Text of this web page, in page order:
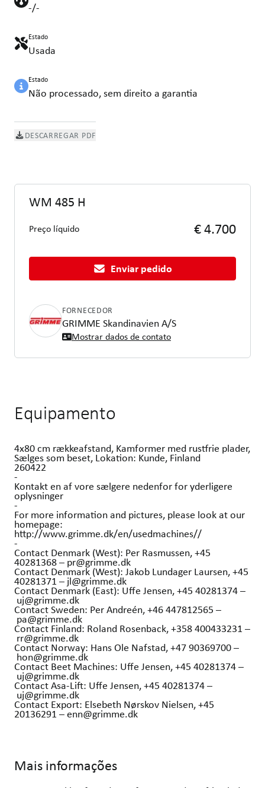
-/-
Estado
Usada
Estado
Não processado, sem direito a garantia
DESCARREGAR PDF
WM 485 H
Preço líquido € 4.700
Enviar pedido
FORNECEDOR
GRIMME Skandinavien A/S
Mostrar dados de contato
Equipamento
4x80 cm rækkeafstand, Kamformer med rustfrie plader,
Sælges som beset, Lokation: Kunde, Finland
260422
-
Kontakt en af vore sælgere nedenfor for yderligere
oplysninger
-
For more information and pictures, please look at our
homepage:
http://www.grimme.dk/en/usedmachines//
-
Contact Denmark (West): Per Rasmussen, +45
40281368 – pr@grimme.dk
Contact Denmark (West): Jakob Lundager Laursen, +45
40281371 – jl@grimme.dk
Contact Denmark (East): Uffe Jensen, +45 40281374 –
uj@grimme.dk
Contact Sweden: Per Andreén, +46 447812565 –
pa@grimme.dk
Contact Finland: Roland Rosenback, +358 400433231 –
rr@grimme.dk
Contact Norway: Hans Ole Nafstad, +47 90369700 –
hon@grimme.dk
Contact Beet Machines: Uffe Jensen, +45 40281374 –
uj@grimme.dk
Contact Asa-Lift: Uffe Jensen, +45 40281374 –
uj@grimme.dk
Contact Export: Elsebeth Nørskov Nielsen, +45
20136291 – enn@grimme.dk
Mais informações